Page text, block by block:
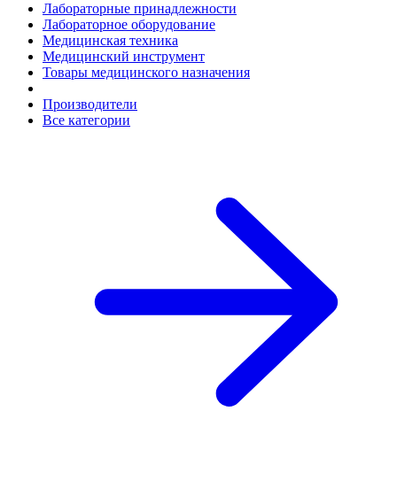
Лабораторные принадлежности
Лабораторное оборудование
Медицинская техника
Медицинский инструмент
Товары медицинского назначения
Производители
Все категории